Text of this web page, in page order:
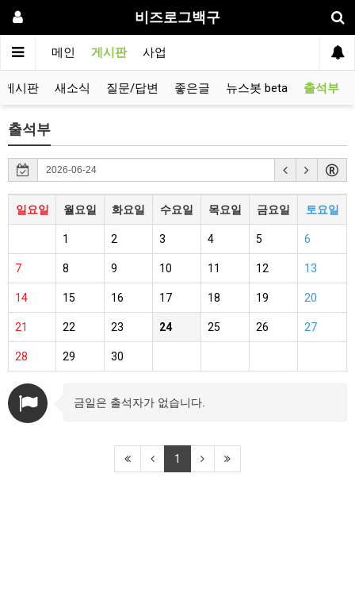
비즈로그백구
메인 게시판 사업
게시판 새소식 질문/답변 좋은글 뉴스봇 beta 출석부
출석부
일요일 월요일 화요일 수요일 목요일 금요일 토요일
1 2 3 4 5 6
7 8 9 10 11 12 13
14 15 16 17 18 19 20
21 22 23 24 25 26 27
28 29 30
금일은 출석자가 없습니다.
1